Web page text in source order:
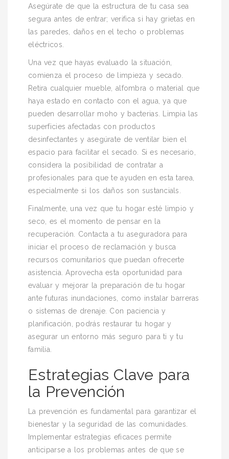
Asegúrate de que la estructura de tu casa sea
segura antes de entrar; verifica si hay grietas en
las paredes, daños en el techo o problemas
eléctricos.
Una vez que hayas evaluado la situación,
comienza el proceso de limpieza y secado.
Retira cualquier mueble, alfombra o material que
haya estado en contacto con el agua, ya que
pueden desarrollar moho y bacterias. Limpia las
superficies afectadas con productos
desinfectantes y asegúrate de ventilar bien el
espacio para facilitar el secado. Si es necesario,
considera la posibilidad de contratar a
profesionales para que te ayuden en esta tarea,
especialmente si los daños son sustancials.
Finalmente, una vez que tu hogar esté limpio y
seco, es el momento de pensar en la
recuperación. Contacta a tu aseguradora para
iniciar el proceso de reclamación y busca
recursos comunitarios que puedan ofrecerte
asistencia. Aprovecha esta oportunidad para
evaluar y mejorar la preparación de tu hogar
ante futuras inundaciones, como instalar barreras
o sistemas de drenaje. Con paciencia y
planificación, podrás restaurar tu hogar y
asegurar un entorno más seguro para ti y tu
familia.
Estrategias Clave para
la Prevención
La prevención es fundamental para garantizar el
bienestar y la seguridad de las comunidades.
Implementar estrategias eficaces permite
anticiparse a los problemas antes de que se